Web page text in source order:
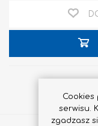
Cookies
serwisu.
zgadzasz